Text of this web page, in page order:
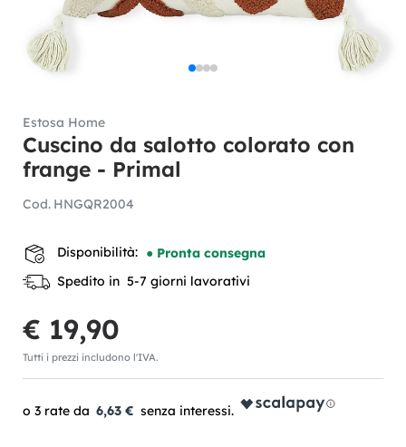
Estosa Home
Cuscino da salotto colorato con
frange - Primal
Cod. HNGQR2004
Disponibilità: ● Pronta consegna
Spedito in 5-7 giorni lavorativi
€ 19,90
Tutti i prezzi includono l'IVA.
6,63 €